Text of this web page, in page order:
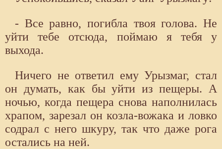
- Все равно, погибла твоя голова. Не
уйти тебе отсюда, поймаю я тебя у
выхода.
Ничего не ответил ему Урызмаг, стал
он думать, как бы уйти из пещеры. А
ночью, когда пещера снова наполнилась
храпом, зарезал он козла-вожака и ловко
содрал с него шкуру, так что даже рога
остались на ней.